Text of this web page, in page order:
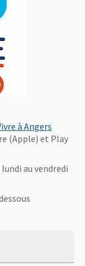
à Angers
(Apple) et Play
au vendredi